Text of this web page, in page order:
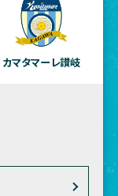
カマタマーレ讃岐